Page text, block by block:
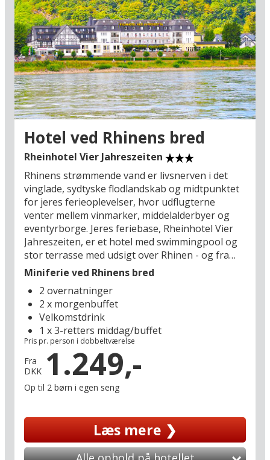
Foruden sommerankomsterne nedenfor kan I se hoteller ved
Rhinen med ankomst hele åretRhinenlige her.
Hotel ved Rhinens bred
Rheinhotel Vier Jahreszeiten
Rhinens strømmende vand er livsnerven i det
vinglade, sydtyske flodlandskab og midtpunktet
for jeres ferieoplevelser, hvor udflugterne
venter mellem vinmarker, middelalderbyer og
eventyrborge. Jeres feriebase, Rheinhotel Vier
Jahreszeiten, er et hotel med swimmingpool og
stor terrasse med udsigt over Rhinen - og fra
hoveddøren træder I direkte ud på den brede
kurby Bad Breisig, som ligger romantisk mellem
floden og vinbjergene - et perfekt
udgangspunkt for udflugter til f.eks. Koblenz (30
km), Köln (64 km) eller Bonn (31 km).
Lej også en cykel på hotellet og begiv jer ud i de
fantastiske omgivelser med vinden i håret langs
flodbredden, mens I ser de mange skibe flyde
der rig mulighed for smukke kilometer i benene
og mindst ligeså kameraværdige hvilepauser på
de mange udsigtspladser langs de afmærkede
ruter, hvor vinstokkene klatrer op ad de stejle
Miniferie ved Rhinens bred
2 overnatninger
2 x morgenbuffet
Velkomstdrink
1 x 3-retters middag/buffet
Pris pr. person i dobbeltværelse
Fra
DKK 1.249,-
Op til 2 børn i egen seng
Læs mere ❯